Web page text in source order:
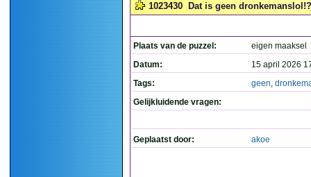
1023430 Dat is geen
Plaats van de puzzel:
eigen maaksel
Datum:
15 april 2026
Tags:
geen,
Gelijkluidende vragen:
Geplaatst door: akoe